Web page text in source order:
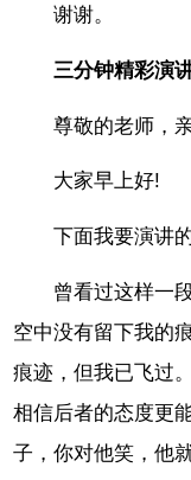
谢谢。
三分钟精彩演
尊敬的老师，
大家早上好!
下面我要演讲
曾看过这样一
空中没有留下我的
痕迹，但我已飞过
相信后者的态度更
子，你对他笑，他